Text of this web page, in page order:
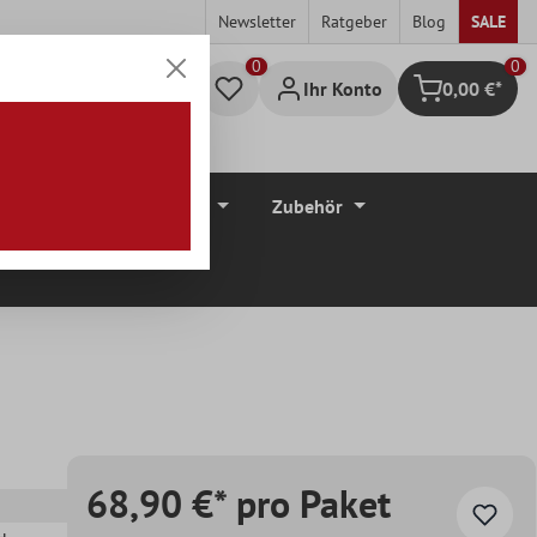
Newsletter Ratgeber Blog SALE
Ihr Konto Warenkorb
0
0,00 €*
Zubehör
68,90 €* pro Paket